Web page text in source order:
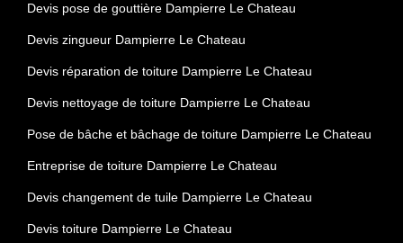
Devis pose de gouttière Dampierre Le Chateau
Devis zingueur Dampierre Le Chateau
Devis réparation de toiture Dampierre Le Chateau
Devis nettoyage de toiture Dampierre Le Chateau
Pose de bâche et bâchage de toiture Dampierre Le Chateau
Entreprise de toiture Dampierre Le Chateau
Devis changement de tuile Dampierre Le Chateau
Devis toiture Dampierre Le Chateau